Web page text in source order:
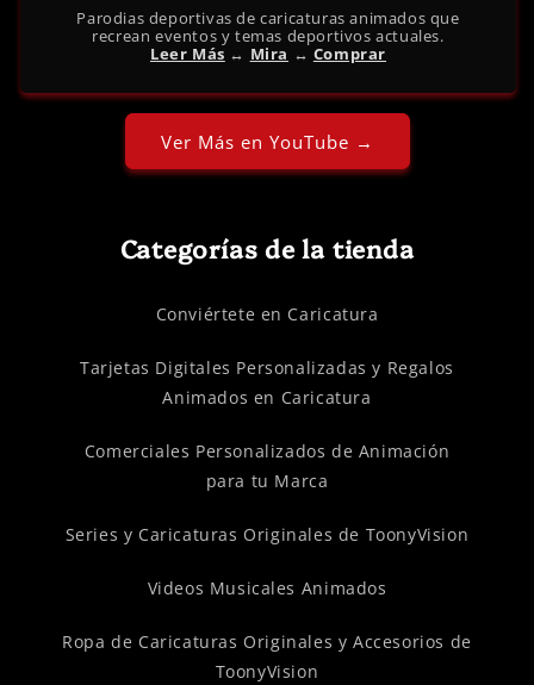
Parodias deportivas de caricaturas animados que
recrean eventos y temas deportivos actuales.
Leer Más ↔︎ Mira ↔︎ Comprar
Ver Más en YouTube →
Categorías de la tienda
Conviértete en Caricatura
Tarjetas Digitales Personalizadas y Regalos
Animados en Caricatura
Comerciales Personalizados de Animación
para tu Marca
Series y Caricaturas Originales de ToonyVision
Videos Musicales Animados
Ropa de Caricaturas Originales y Accesorios de
ToonyVision